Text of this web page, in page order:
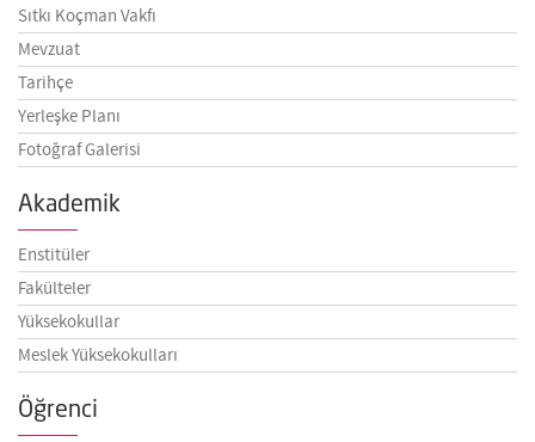
Sıtkı Koçman Vakfı
Mevzuat
Tarihçe
Yerleşke Planı
Fotoğraf Galerisi
Akademik
Enstitüler
Fakülteler
Yüksekokullar
Meslek Yüksekokulları
Öğrenci